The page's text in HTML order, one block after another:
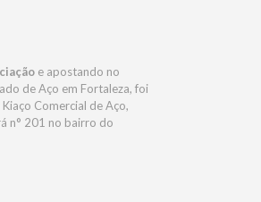
e apostando no
de Aço em Fortaleza, foi
Comercial de Aço,
n° 201 no bairro do